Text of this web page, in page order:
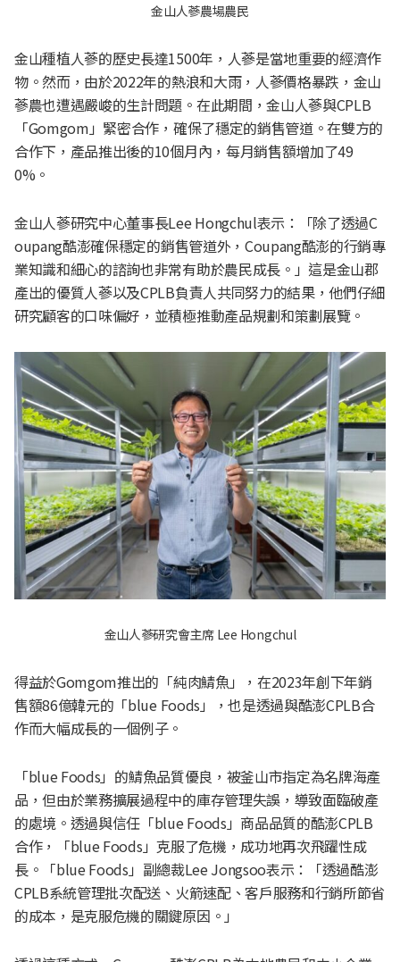
金山人蔘農場農民
金山種植人蔘的歷史長達1500年，人蔘是當地重要的經濟作
物。然而，由於2022年的熱浪和大雨，人蔘價格暴跌，金山
蔘農也遭遇嚴峻的生計問題。在此期間，金山人蔘與CPLB
「Gomgom」緊密合作，確保了穩定的銷售管道。在雙方的
合作下，產品推出後的10個月內，每月銷售額增加了49
0%。
金山人蔘研究中心董事長Lee Hongchul表示：「除了透過C
oupang酷澎確保穩定的銷售管道外，Coupang酷澎的行銷專
業知識和細心的諮詢也非常有助於農民成長。」這是金山郡
產出的優質人蔘以及CPLB負責人共同努力的結果，他們仔細
研究顧客的口味偏好，並積極推動產品規劃和策劃展覽。
金山人蔘研究會主席 Lee Hongchul
得益於Gomgom推出的「純肉鯖魚」，在2023年創下年銷
售額86億韓元的「blue Foods」，也是透過與酷澎CPLB合
作而大幅成長的一個例子。
「blue Foods」的鯖魚品質優良，被釜山市指定為名牌海產
品，但由於業務擴展過程中的庫存管理失誤，導致面臨破產
的處境。透過與信任「blue Foods」商品品質的酷澎CPLB
合作，「blue Foods」克服了危機，成功地再次飛躍性成
長。「blue Foods」副總裁Lee Jongsoo表示：「透過酷澎
CPLB系統管理批次配送、火箭速配、客戶服務和行銷所節省
的成本，是克服危機的關鍵原因。」